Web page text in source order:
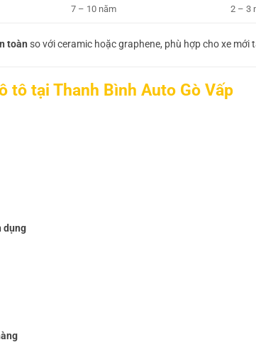
7 – 10 năm 2 – 3
toàn so với ceramic hoặc graphene, phù hợp cho xe mới
tô tại Thanh Bình Auto Gò Vấp
dụng